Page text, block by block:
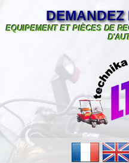
DEMANDEZ
EQUIPEMENT ET PIÈCES DE